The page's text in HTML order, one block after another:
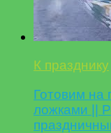
К празднику
Готовим на
ложками ||